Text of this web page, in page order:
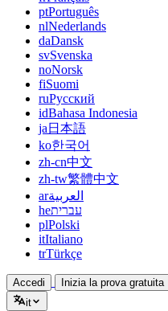
ptPortuguês
nlNederlands
daDansk
svSvenska
noNorsk
fiSuomi
ruРусский
idBahasa Indonesia
ja 日本語
ko한국어
zh-cn中文
zh-tw繁體中文
arالعربية
heעברית
plPolski
itItaliano
trTürkçe
Accedi
Inizia la prova gratuita
it